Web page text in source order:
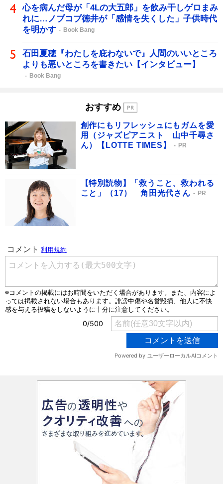
心を病んだ母が「4Lの大五郎」を飲み干しゲロまみ
れに…ノブコブ徳井が「感情を失くした」子供時代
を明かす
Book Bang
石田夏穂『わたしを庇わないで』人間のいいところ
よりも悪いところを書きたい【インタビュー】
Book Bang
おすすめ
創作にもリフレッシュにもガムを愛
用（ジャズピアニスト 山中千尋さ
ん）【LOTTE TIMES】
PR
【特別読物】「救うこと、救われる
こと」（17） 角田光代さん
PR